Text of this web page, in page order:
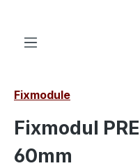
Fixmodule
Fixmodul
60mm